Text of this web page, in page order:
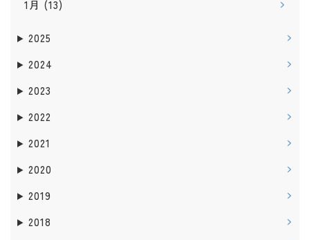
1月 (13)
2025
2024
2023
2022
2021
2020
2019
2018